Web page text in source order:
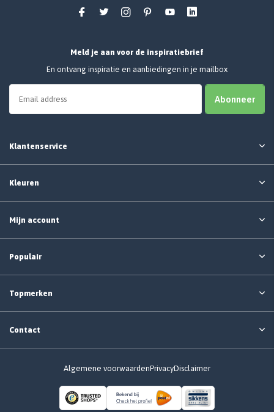
Meld je aan voor de inspiratiebrief
En ontvang inspiratie en aanbiedingen in je mailbox
Abonneer
Klantenservice
Kleuren
Mijn account
Populair
Topmerken
Contact
Algemene voorwaardenPrivacyDisclaimer